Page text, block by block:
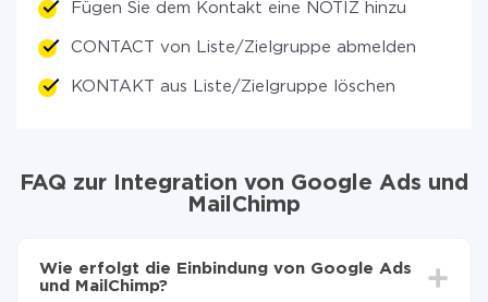
Fügen Sie dem Kontakt eine NOTIZ hinzu
CONTACT von Liste/Zielgruppe abmelden
KONTAKT aus Liste/Zielgruppe löschen
FAQ zur Integration von Google Ads und
MailChimp
Wie erfolgt die Einbindung von Google Ads
und MailChimp?